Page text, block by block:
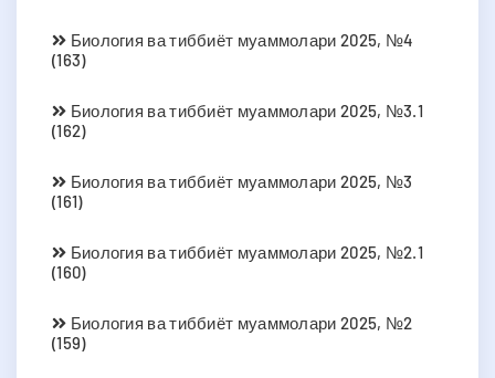
Биология ва тиббиёт муаммолари 2025, №4
(163)
Биология ва тиббиёт муаммолари 2025, №3.1
(162)
Биология ва тиббиёт муаммолари 2025, №3
(161)
Биология ва тиббиёт муаммолари 2025, №2.1
(160)
Биология ва тиббиёт муаммолари 2025, №2
(159)